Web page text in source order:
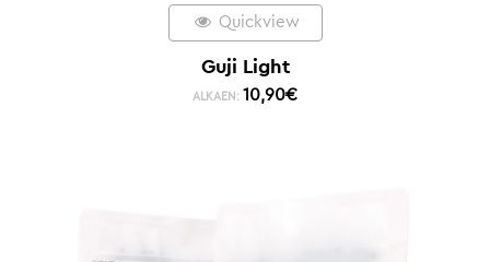
Quickview
Guji Light
ALKAEN: 10,90€